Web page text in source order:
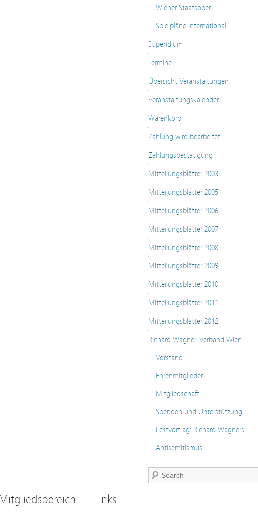
Wiener Staatsoper
Spielpläne international
Stipendium
Termine
Übersicht Veranstaltungen
Veranstaltungskalender
Warenkorb
Zahlung wird bearbeitet …
Zahlungsbestätigung
Mitteilungsblätter 2003
Mitteilungsblätter 2005
Mitteilungsblätter 2006
Mitteilungsblätter 2007
Mitteilungsblätter 2008
Mitteilungsblätter 2009
Mitteilungsblätter 2010
Mitteilungsblätter 2011
Mitteilungsblätter 2012
Richard Wagner-Verband Wien
Vorstand
Ehrenmitglieder
Mitgliedschaft
Spenden und Unterstützung
Festvortrag: Richard Wagners
Antisemitismus
Mitgliedsbereich
Links